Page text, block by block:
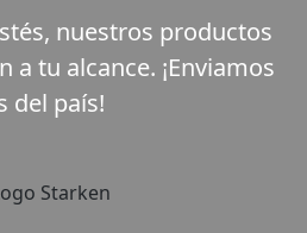
nuestros productos
a tu alcance. ¡Enviamos
del país!